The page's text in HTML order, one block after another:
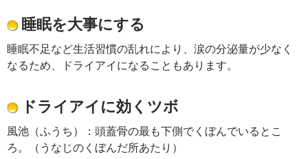
睡眠を大事にする
睡眠不足など生活習慣の乱れにより、涙の分泌量が少なく
なるため、ドライアイになることもあります。
ドライアイに効くツボ
風池（ふうち）：頭蓋骨の最も下側でくぼんでいるとこ
ろ。（うなじのくぼんだ所あたり）